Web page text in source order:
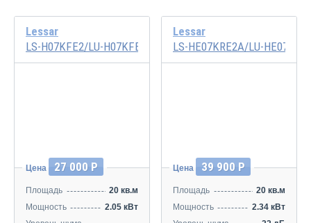
Lessar
LS-H07KFE2/LU-H07KFE2
Цена 27 000 Р
Площадь
20 кв.м
Мощность
2.05 кВт
Lessar
LS-HE07KRE2A/LU-
Цена 39 900 Р
Площадь
20 кв.м
Мощность
2.34 кВт